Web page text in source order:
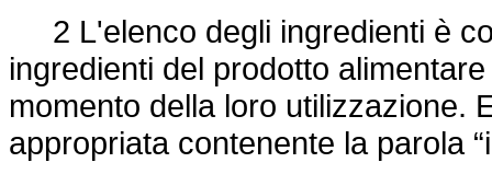
2 L'elenco degli ingredienti è
ingredienti del prodotto
momento della loro utilizzazione.
appropriata contenente la parola